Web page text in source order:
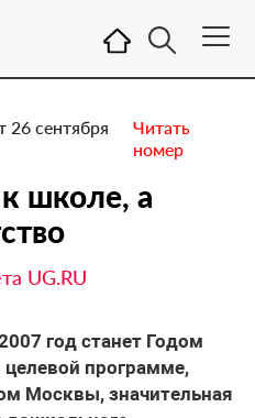
26 сентября
Читать
номер
школе, а
UG.RU
год станет Годом
программе,
Москвы, значительная